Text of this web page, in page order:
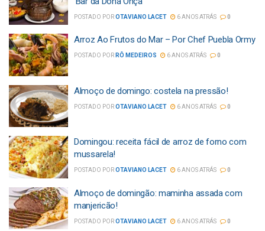
POSTADO POROTAVIANO LACET 6 ANOS ATRÁS 0
Arroz Ao Frutos do Mar – Por Chef Puebla Ormy
POSTADO POR RÔ MEDEIROS 6 ANOS ATRÁS 0
Almoço de domingo: costela na pressão!
POSTADO POROTAVIANO LACET 6 ANOS ATRÁS 0
Domingou: receita fácil de arroz de forno com
mussarela!
POSTADO POROTAVIANO LACET 6 ANOS ATRÁS 0
Almoço de domingão: maminha assada com
manjericão!
POSTADO POROTAVIANO LACET 6 ANOS ATRÁS 0